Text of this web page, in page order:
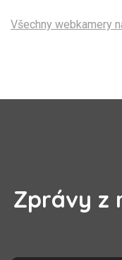
Všechny webkamery
Zprávy z